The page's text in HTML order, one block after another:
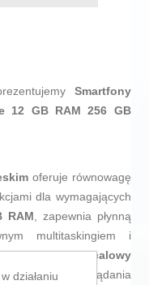
Smartfony
12 GB RAM 256 GB
oferuje równowagę
dla wymagających
RAM, zapewnia płynną
multitaskingiem i
Jego6,7-calowy
idealnym do oglądania
działaniu